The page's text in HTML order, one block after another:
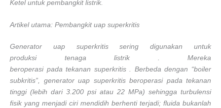
Ketel untuk pembangkit listrik.
Artikel utama: Pembangkit uap superkritis
Generator uap superkritis sering digunakan untuk
produksi tenaga listrik . Mereka
beroperasi pada tekanan superkritis . Berbeda dengan “boiler
subkritis”, generator uap superkritis beroperasi pada tekanan
tinggi (lebih dari 3.200 psi atau 22 MPa) sehingga turbulensi
fisik yang menjadi ciri mendidih berhenti terjadi; fluida bukanlah